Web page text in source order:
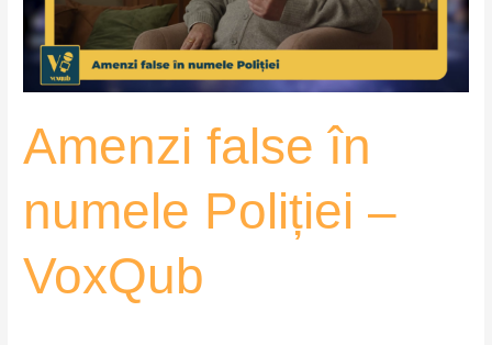
Amenzi false în
numele Poliției –
VoxQub
VoxQub